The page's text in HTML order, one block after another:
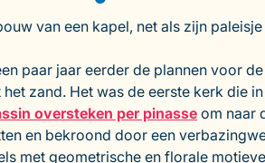
van een kapel, net als zijn
paar jaar eerder de plannen voor
zand. Het was de eerste kerk die in
oversteken per pinasse om naar
en bekroond door een
met geometrische en florale